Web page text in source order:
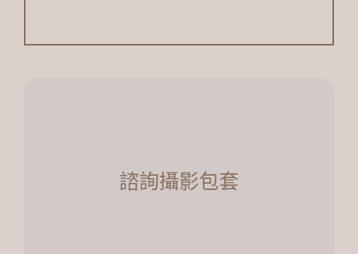
諮詢攝影包套
・想參考配合的攝影方案